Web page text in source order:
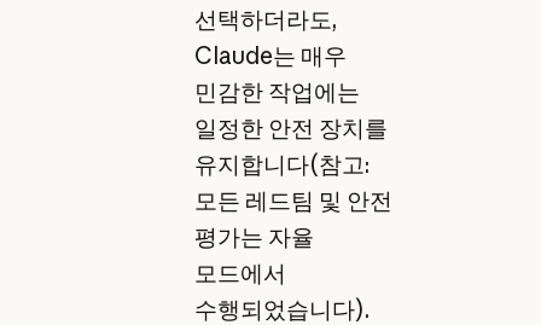
선택하더라도,
Claude는 매우
민감한 작업에는
일정한 안전 장치를
유지합니다(참고:
모든 레드팀 및 안전
평가는 자율
모드에서
수행되었습니다).